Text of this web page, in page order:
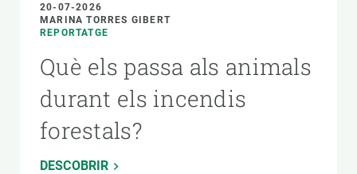
20-07-2026
MARINA TORRES GIBERT
REPORTATGE
Què els passa als animals
durant els incendis
forestals?
DESCOBRIR